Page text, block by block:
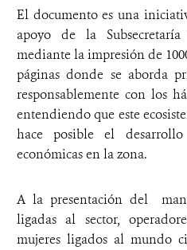
El documento es una
apoyo de la
mediante la impresión de
páginas donde se aborda
responsablemente con los
entendiendo que este
hace posible el
económicas en la zona.
A la presentación del
ligadas al sector,
mujeres ligados al mundo